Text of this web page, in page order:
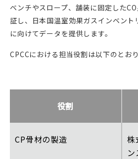
ベンチやスロープ、舗装に固定した
証し、日本国温室効果ガスインベント
に向けてデータを提供します。
CPCCにおける担当役割は以下のとおり
役割
CP骨材の製造
株
ン